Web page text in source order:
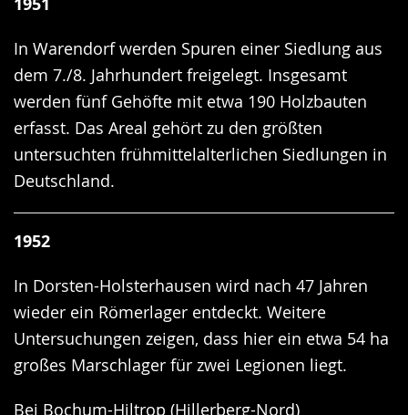
In Warendorf werden Spuren einer Siedlung aus
dem 7./8. Jahrhundert freigelegt. Insgesamt
werden fünf Gehöfte mit etwa 190 Holzbauten
erfasst. Das Areal gehört zu den größten
untersuchten frühmittelalterlichen Siedlungen in
Deutschland.
1952
In Dorsten-Holsterhausen wird nach 47 Jahren
wieder ein Römerlager entdeckt. Weitere
Untersuchungen zeigen, dass hier ein etwa 54 ha
großes Marschlager für zwei Legionen liegt.
Bei Bochum-Hiltrop (Hillerberg-Nord)